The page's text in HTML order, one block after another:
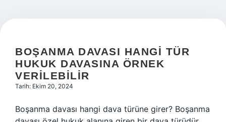
BOŞANMA DAVASI HANGI TÜR
HUKUK DAVASINA ÖRNEK
VERILEBILIR
Tarih: Ekim 20, 2024
Boşanma davası hangi dava türüne girer? Boşanma